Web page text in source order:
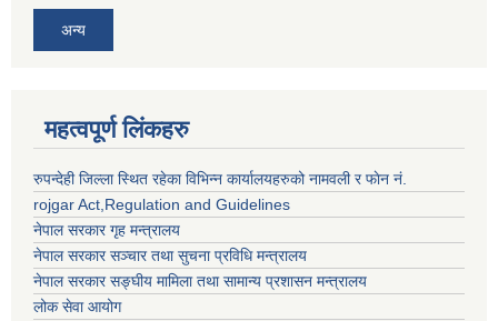
अन्य
महत्वपूर्ण लिंकहरु
रुपन्देही जिल्ला स्थित रहेका विभिन्न कार्यालयहरुको नामवली र फाेन न‌ं.
rojgar Act,Regulation and Guidelines
नेपाल सरकार गृह मन्त्रालय
नेपाल सरकार सञ्चार तथा सुचना प्रविधि मन्त्रालय
नेपाल सरकार सङ्घीय मामिला तथा सामान्य प्रशासन मन्त्रालय
लोक सेवा आयोग